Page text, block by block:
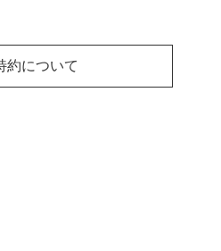
約について